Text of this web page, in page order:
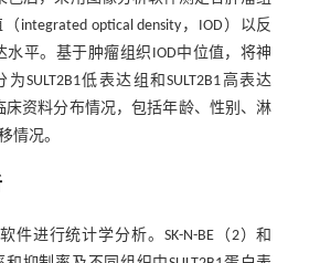
integrated optical density，IOD）以反
水平。基于肿瘤组织IOD中位值，将神
SULT2B1低表达组和SULT2B1高表达
床资料分布情况，包括年龄、性别、淋
情况。
软件进行统计学分析。SK-N-BE（2）和